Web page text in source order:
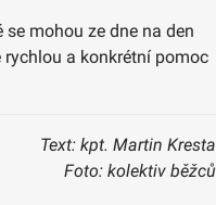
mohou ze dne na den
a konkrétní pomoc
Text: kpt. Martin Kresta
Foto: kolektiv běžců